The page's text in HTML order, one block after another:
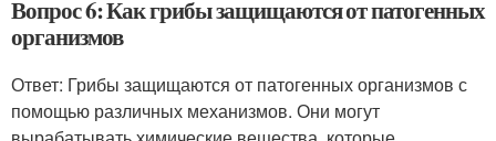
Вопрос 6: Как грибы защищаются от патогенных
организмов
Ответ: Грибы защищаются от патогенных организмов с
помощью различных механизмов. Они могут